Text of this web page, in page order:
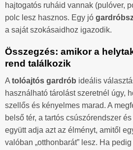
hajtogatós ruháid vannak (pulóver,
polc lesz hasznos. Egy jó
a saját szokásaidhoz igazodik.
Összegzés: amikor a
rend találkozik
A tolóajtós gardrób ideális
használható tárolást szeretnél úgy,
szellős és kényelmes marad. A
belső tér, a tartós csúszórendszer
együtt adja azt az élményt, amitől
valóban „otthonbarát” lesz. Ha